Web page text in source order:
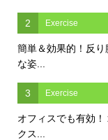
2 Exercise
簡単＆効果的！反
な姿...
3 Exercise
オフィスでも有効
クス...